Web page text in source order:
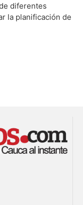
diferentes
la planificación de